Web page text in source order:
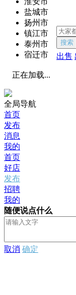
盐城市
扬州市
镇江市
泰州市
宿迁市
搜索
出售
正在加载...
全局导航
首页
发布
消息
我的
首页
好店
发布
招聘
我的
随便说点什么
取消 确定